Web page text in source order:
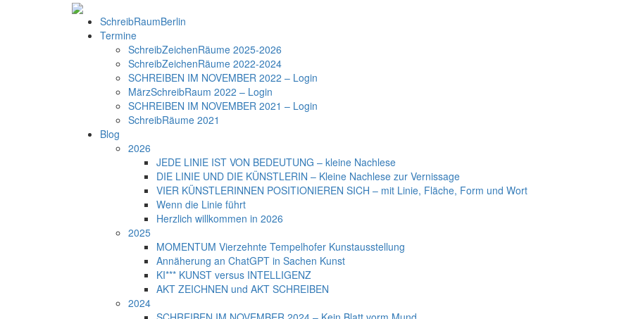
SchreibRaumBerlin
Termine
SchreibZeichenRäume 2025-2026
SchreibZeichenRäume 2022-2024
SCHREIBEN IM NOVEMBER 2022 – Login
MärzSchreibRaum 2022 – Login
SCHREIBEN IM NOVEMBER 2021 – Login
SchreibRäume 2021
Blog
2026
JEDE LINIE IST VON BEDEUTUNG – kleine Nachlese
DIE LINIE UND DIE KÜNSTLERIN – Kleine Nachlese zur Vernissage
VIER KÜNSTLERINNEN POSITIONIEREN SICH – mit Linie, Fläche, Form und Wort
Wenn die Linie führt
Herzlich willkommen in 2026
2025
MOMENTUM Vierzehnte Tempelhofer Kunstausstellung
Annäherung an ChatGPT in Sachen Kunst
KI*** KUNST versus INTELLIGENZ
AKT ZEICHNEN und AKT SCHREIBEN
2024